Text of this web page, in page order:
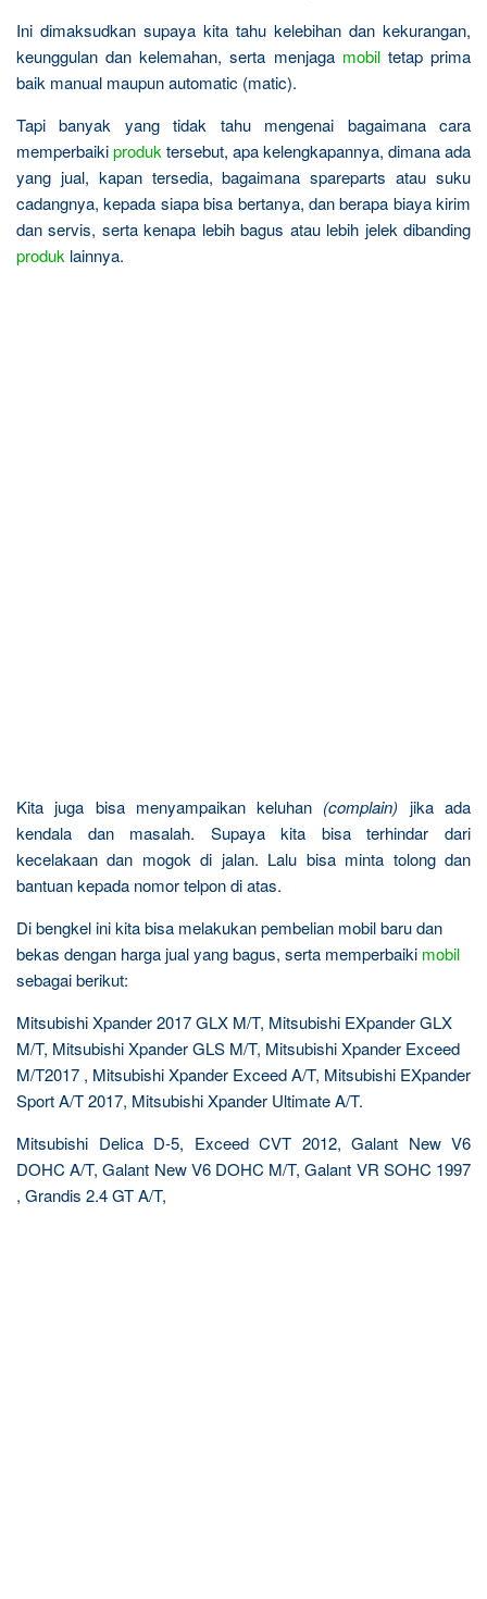
Ini dimaksudkan supaya kita tahu kelebihan dan kekurangan,
keunggulan dan kelemahan, serta menjaga mobiltetap prima
baik manual maupun automatic (matic).
Tapi banyak yang tidak tahu mengenai bagaimana cara
memperbaikiproduk tersebut, apa kelengkapannya, dimana ada
yang jual, kapan tersedia, bagaimana spareparts atau suku
cadangnya, kepada siapa bisa bertanya, dan berapa biaya kirim
dan servis, serta kenapa lebih bagus atau lebih jelek dibanding
produk lainnya.
Kita juga bisa menyampaikan keluhan (complain) jika ada
kendala dan masalah. Supaya kita bisa terhindar dari
kecelakaan dan mogok di jalan. Lalu bisa minta tolong dan
bantuan kepada nomor telpon di atas.
Di bengkel ini kita bisa melakukan pembelian mobil baru dan
bekas dengan harga jual yang bagus, serta memperbaiki mobil
sebagai berikut:
Mitsubishi Xpander 2017 GLX M/T, Mitsubishi EXpander GLX
M/T, Mitsubishi Xpander GLS M/T, Mitsubishi Xpander Exceed
M/T2017 , Mitsubishi Xpander Exceed A/T, Mitsubishi EXpander
Sport A/T 2017, Mitsubishi Xpander Ultimate A/T.
Mitsubishi Delica D-5, Exceed CVT 2012, Galant New V6
DOHC A/T, Galant New V6 DOHC M/T, Galant VR SOHC 1997
, Grandis 2.4 GT A/T,